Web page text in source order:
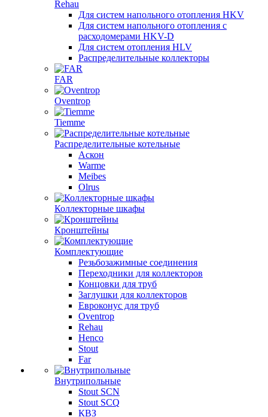
Rehau
Для систем напольного отопления HKV
Для систем напольного отопления с
расходомерами HKV-D
Для систем отопления HLV
Распределительные коллекторы
FAR
Oventrop
Tiemme
Распределительные котельные
Аскон
Warme
Meibes
Olrus
Коллекторные шкафы
Кронштейны
Комплектующие
Резьбозажимные соединения
Переходники для коллекторов
Концовки для труб
Заглушки для коллекторов
Евроконус для труб
Oventrop
Rehau
Henco
Stout
Far
Внутрипольные
Stout SCN
Stout SCQ
КВЗ